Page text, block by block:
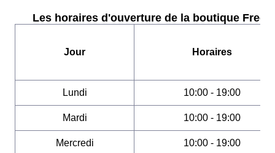
Les horaires d'ouverture de la boutique Free :
Jour Horaires
Lundi 10:00 - 19:00
Mardi 10:00 - 19:00
Mercredi 10:00 - 19:00